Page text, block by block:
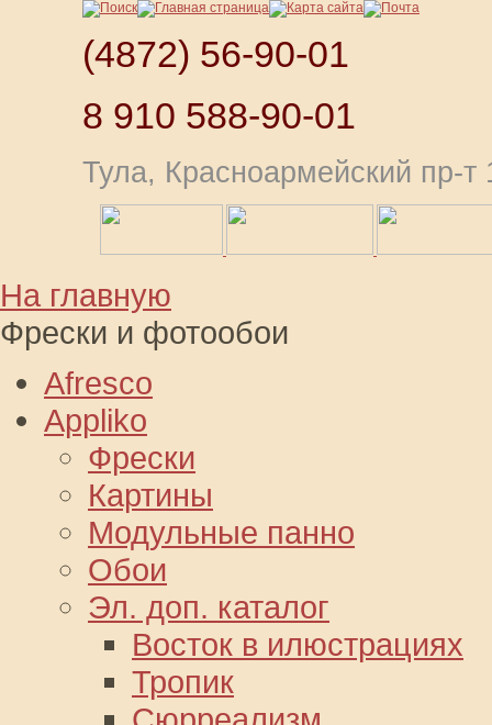
(4872) 56-90-01
8 910 588-90-01
Тула, Красноармейский пр-т
На главную
Фрески и фотообои
Afresco
Appliko
Фрески
Картины
Модульные панно
Обои
Эл. доп. каталог
Восток в илюстрациях
Тропик